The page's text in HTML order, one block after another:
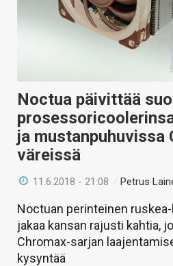
Noctua päivittää
ja mustanpuhuvissa
väreissä
11.6.2018 - 21:08 /Petrus
Noctuan perinteinen
jakaa kansan rajusti kahtia,
Chromax-sarjan
kysyntää